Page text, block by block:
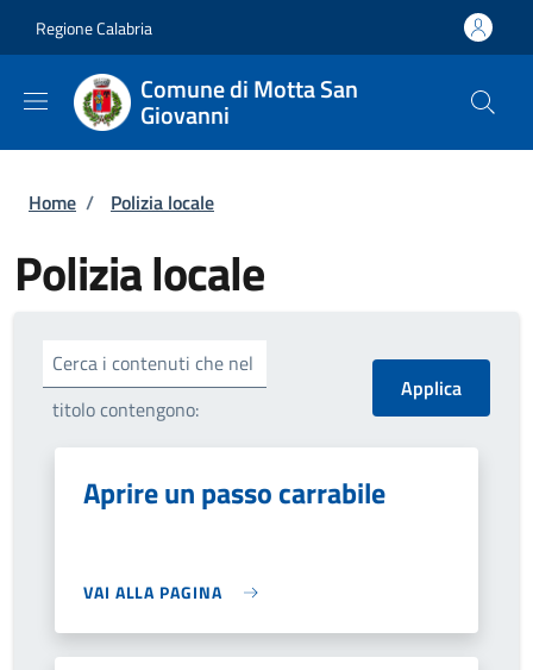
Regione Calabria
Comune di Motta San
Giovanni
Briciole di pane
Home / Polizia locale
Polizia locale
Cerca i contenuti che nel
titolo contengono:
Aprire un passo carrabile
VAI ALLA PAGINA